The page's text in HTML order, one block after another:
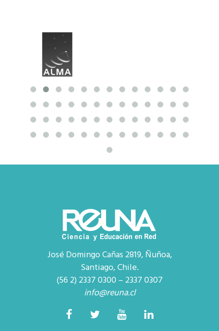
José Domingo Cañas 2819, Ñuñoa,
Santiago, Chile.
(56 2) 2337 0300 – 2337 0307
info@reuna.cl